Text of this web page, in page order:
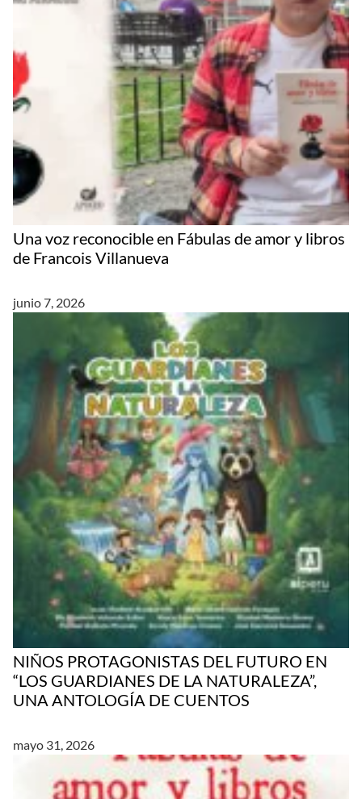
Una voz reconocible en Fábulas de amor y libros
de Francois Villanueva
junio 7, 2026
NIÑOS PROTAGONISTAS DEL FUTURO EN
“LOS GUARDIANES DE LA NATURALEZA”,
UNA ANTOLOGÍA DE CUENTOS
mayo 31, 2026